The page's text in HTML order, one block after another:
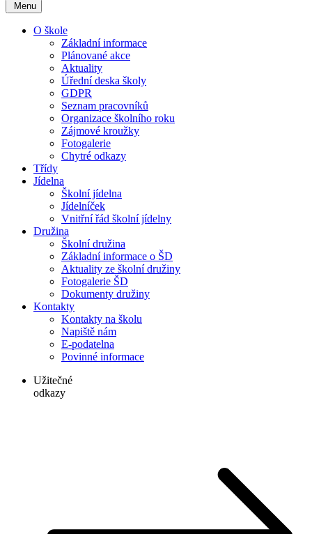
Menu
O škole
Základní informace
Plánované akce
Aktuality
Úřední deska školy
GDPR
Seznam pracovníků
Organizace školního roku
Zájmové kroužky
Fotogalerie
Chytré odkazy
Třídy
Jídelna
Školní jídelna
Jídelníček
Vnitřní řád školní jídelny
Družina
Školní družina
Základní informace o ŠD
Aktuality ze školní družiny
Fotogalerie ŠD
Dokumenty družiny
Kontakty
Kontakty na školu
Napiště nám
E-podatelna
Povinné informace
Užitečné
odkazy